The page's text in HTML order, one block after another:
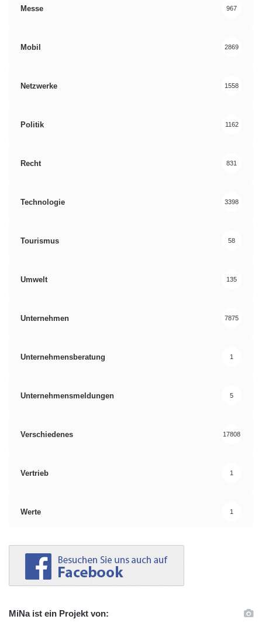
Messe 967
Mobil 2869
Netzwerke 1558
Politik 1162
Recht 831
Technologie 3398
Tourismus 58
Umwelt 135
Unternehmen 7875
Unternehmensberatung 1
Unternehmensmeldungen 5
Verschiedenes 17808
Vertrieb 1
Werte 1
MiNa ist ein Projekt von: